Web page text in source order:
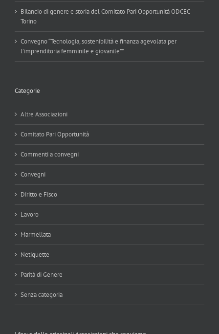
Bilancio di genere e storia del Comitato Pari Opportunità ODCEC
Torino
Convegno “Tecnologia, sostenibilità e finanza agevolata per
l’imprenditoria femminile e giovanile””
Categorie
Altre Associazioni
Comitato Pari Opportunità
Commenti a convegni
Convegni
Diritto e Fisco
Lavoro
Marmellata
Netiquette
Parità di Genere
Senza categoria